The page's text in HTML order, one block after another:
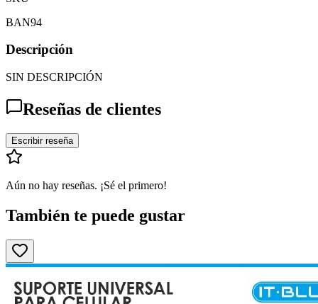
BAN94
Descripción
SIN DESCRIPCIÓN
Reseñas de clientes
Escribir reseña
Aún no hay reseñas. ¡Sé el primero!
También te puede gustar